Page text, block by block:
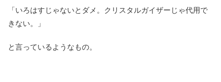
「いろはすじゃないとダメ。クリスタルガイザーじゃ代用で
きない。」
と言っているようなもの。